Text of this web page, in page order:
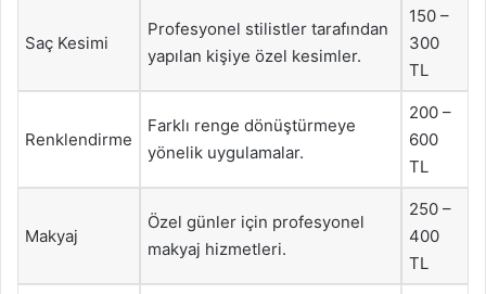
Saç Kesimi
Profesyonel stilistler tarafından
yapılan kişiye özel kesimler.
150 –
300
TL
Renklendirme
Farklı renge dönüştürmeye
yönelik uygulamalar.
200 –
600
TL
Makyaj
Özel günler için profesyonel
makyaj hizmetleri.
250 –
400
TL